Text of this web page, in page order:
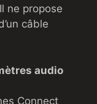
ne propose
câble
audio
Connect